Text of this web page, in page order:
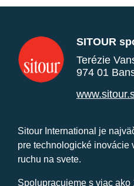
SITOUR
Terézie
974 01
Sitour International je
pre technologické inovácie
ruchu na svete.
Spolupracujeme s viac ako